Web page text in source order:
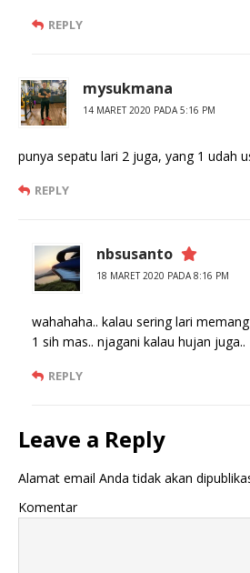
REPLY
mysukmana
14 MARET 2020 PADA 5:16 PM
punya sepatu lari 2 juga, yang 1 udah
REPLY
nbsusanto
18 MARET 2020 PADA 8:16 PM
wahahaha.. kalau sering lari
1 sih mas.. njagani kalau hujan juga..
REPLY
Leave a Reply
Alamat email Anda tidak akan
Komentar